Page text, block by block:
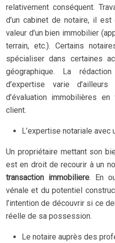
relativement conséquent.
d’un cabinet de notaire, il
valeur d’un bien immobilier
terrain, etc.). Certains
spécialiser dans certaines
géographique. La
d’expertise varie
d’évaluation immobilières
client.
L’expertise notariale avec
Un propriétaire mettant son
est en droit de recourir à un
transaction immobiliere. En
vénale et du potentiel
l’intention de découvrir si ce
réelle de sa possession.
Le notaire auprès des